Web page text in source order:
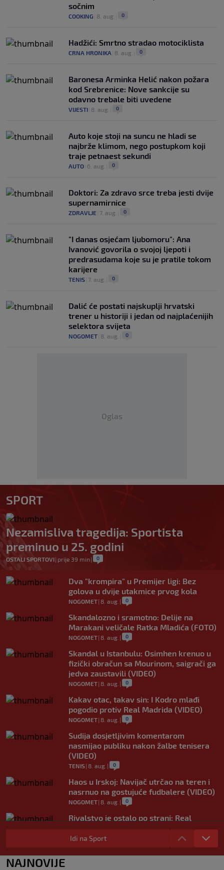
sočnim
COOKING 8. aug. 0
Hadžići: Smrtno stradao motociklista
CRNA HRONIKA 8. aug. 0
Baronesa Arminka Helić nakon požara
kod Srebrenice: Nove sankcije su
odavno trebale biti uvedene
VIJESTI 8. aug. 0
Auto koje stoji na suncu ne hladi se
najbrže klimom, nego postupkom koji
traje petnaest sekundi
AUTO 6. aug. 0
Doktori: Za zdravo srce treba jesti dvije
supernamirnice
ZDRAVLJE 7. aug. 0
"I danas osjećam ljubomoru": Ana
Ivanović govorila o svojoj ljepoti i
predrasudama koje su je pratile tokom
karijere
TENIS 7. aug. 0
Dalić će postati najskuplji hrvatski
trener u historiji i jedan od najplaćenijih
selektora svijeta
NOGOMET 8. aug. 0
Oglas
SPORT
Nezamisliva tragedija: Sportista
preminuo u 25. godini
OSTALI SPORTOVI| prije 39 min | 0
Dva "krompira" u Premijer ligi: Bez
golova u dvije utakmice prvog kola
NOGOMET| 8. aug. | 0
Skandalozno i sramotno: Delije na
Marakani veličale Ratka Mladića (FOTO)
NOGOMET| 8. aug. | 0
Skandal u Istanbulu: Osimhen krenuo u
fizički obračun sa Mourinom, saigrači ga
jedva zaustavili (VIDEO)
NOGOMET| 8. aug. | 0
Kakav otac, takav sin: I Kodro mlađi
pogodio protiv Real Madrida (VIDEO)
NOGOMET| 8. aug. | 0
Sudija dosjetljivim komentarom
nasmijao publiku nakon žalbe tenisera
(VIDEO)
TENIS| 8. aug. | 0
Haos u Irskoj: Navijač utrčao na teren i
nasrnuo na gostujuće fudbalere (VIDEO)
NOGOMET| 8. aug. | 0
Rivalstvo je ostalo po strani: Real
Madrid se oglasio nakon teškog gubitka
Lionela Messija
Idi na Sport
NAJNOVIJE